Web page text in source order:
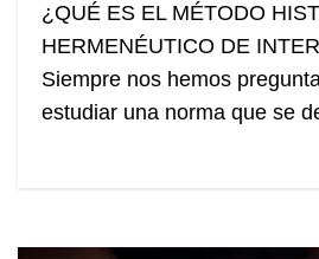
¿QUÉ ES EL MÉTODO
HERMENÉUTICO DE
Siempre nos hemos
estudiar una norma que se